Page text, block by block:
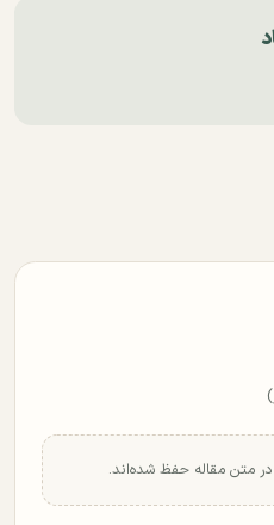
در متن مقاله حفظ شده‌اند.